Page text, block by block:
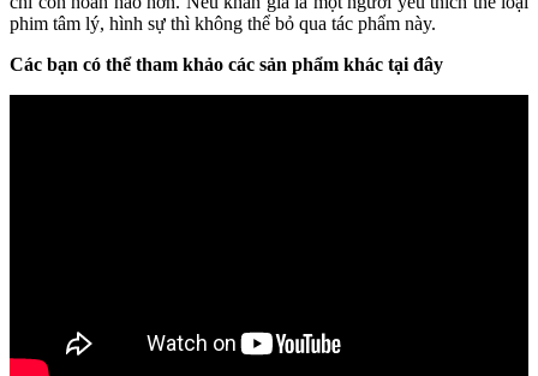
phim tâm lý, hình sự thì không thể bỏ qua tác phẩm này.
Các bạn có thể tham khảo các sản phẩm khác tại đây